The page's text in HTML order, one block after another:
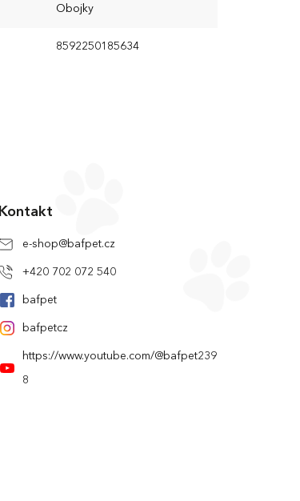
Obojky
8592250185634
Kontakt
e-shop@bafpet.cz
+420 702 072 540
bafpet
bafpetcz
https://www.youtube.com/@bafpet239
8